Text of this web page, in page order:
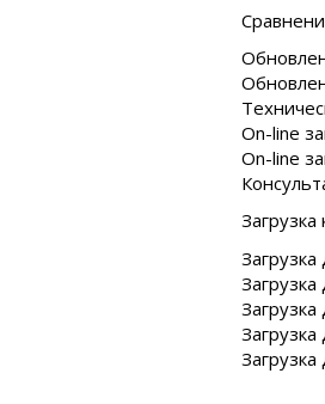
On-line
On-line
Загрузка